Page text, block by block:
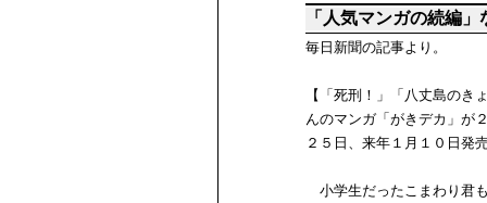
「人気マンガの続編
毎日新聞の記事より。
【「死刑！」「八丈島の
んのマンガ「がきデカ」が
２５日、来年１月１０日
小学生だったこまわり君